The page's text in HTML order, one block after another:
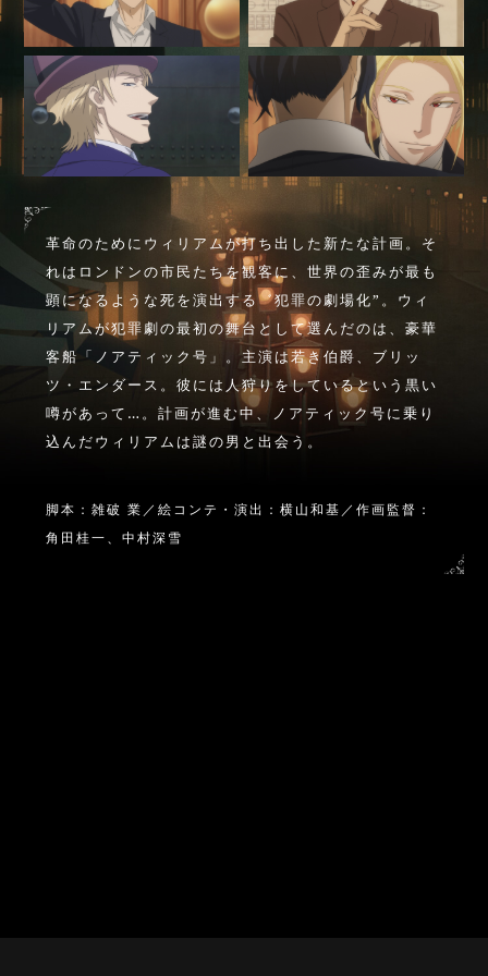
Movies
Special
moriarty_anime
革命のためにウィリアムが打ち出した新たな計画。そ
れはロンドンの市民たちを観客に、世界の歪みが最も
顕になるような死を演出する゛犯罪の劇場化”。ウィ
リアムが犯罪劇の最初の舞台として選んだのは、豪華
客船「ノアティック号」。主演は若き伯爵、ブリッ
ツ・エンダース。彼には人狩りをしているという黒い
噂があって…。計画が進む中、ノアティック号に乗り
込んだウィリアムは謎の男と出会う。
脚本：雑破 業／絵コンテ・演出：横山和基／作画監督：
角田桂一、中村深雪